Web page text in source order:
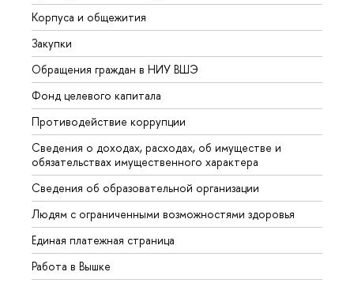
Корпуса и общежития
Закупки
Обращения граждан в НИУ ВШЭ
Фонд целевого капитала
Противодействие коррупции
Сведения о доходах, расходах, об имуществе и
обязательствах имущественного характера
Сведения об образовательной организации
Людям с ограниченными возможностями здоровья
Единая платежная страница
Работа в Вышке